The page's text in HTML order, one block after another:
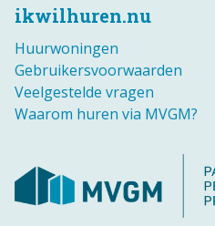
ikwilhuren.nu
Huurwoningen
Gebruikersvoorwaarden
Veelgestelde vragen
Waarom huren via MVGM?